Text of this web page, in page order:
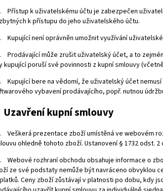
Přístup k uživatelskému účtu je zabezpečen
k přístupu do jeho uživatelského účtu.
Kupující není oprávněn umožnit využívání
Prodávající může zrušit uživatelský účet, a to
kupující poruší své povinnosti z kupní smlouvy
Kupující bere na vědomí, že uživatelský účet
vybavení prodávajícího, popř. nutnou
Uzavření kupní smlouvy
Veškerá prezentace zboží umístěná ve webovém
ohledně tohoto zboží. Ustanovení § 1732 odst.
Webové rozhraní obchodu obsahuje informace o
ze své podstaty nemůže být navráceno obvyklou
Ceny zboží zůstávají v platnosti po dobu, kdy